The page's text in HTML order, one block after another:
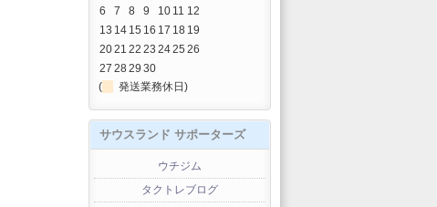
6
7 8 9 10 11 12
13 14 15 16 17 18 19
2021 22 23 2425 26
27 2829 30
(
発送業務休日)
サウスランド サポーターズ
ウチジム
タクトレブログ